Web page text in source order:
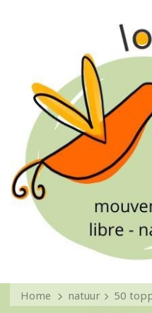
Home natuur 50